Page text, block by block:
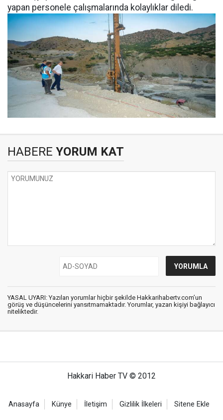
yapan personele çalışmalarında kolaylıklar diledi.
HABERE YORUM KAT
YASAL UYARI: Yazılan yorumlar hiçbir şekilde Hakkarihabertv.com’un
görüş ve düşüncelerini yansıtmamaktadır. Yorumlar, yazan kişiyi bağlayıcı
niteliktedir.
Hakkari Haber TV © 2012
Anasayfa Künye İletişim Gizlilik İlkeleri Sitene Ekle